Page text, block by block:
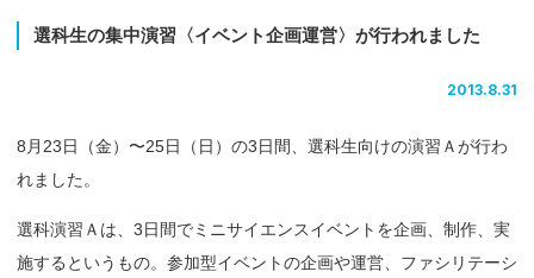
選科生の集中演習 〈イベント企画運営〉 が行われました
2013.8.31
8月23日（金）〜25日（日）の3日間、選科生向けの演習Ａが行わ
れました。
選科演習Ａは、3日間でミニサイエンスイベントを企画、制作、実
施するというもの。参加型イベントの企画や運営、ファシリテーシ